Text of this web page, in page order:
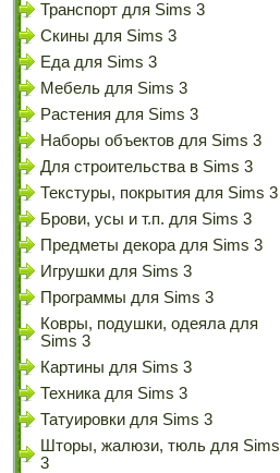
Транспорт для Sims 3
Скины для Sims 3
Еда для Sims 3
Мебель для Sims 3
Растения для Sims 3
Наборы объектов для Sims 3
Для строительства в Sims 3
Текстуры, покрытия для Sims 3
Брови, усы и т.п. для Sims 3
Предметы декора для Sims 3
Игрушки для Sims 3
Программы для Sims 3
Ковры, подушки, одеяла для
Sims 3
Картины для Sims 3
Техника для Sims 3
Татуировки для Sims 3
Шторы, жалюзи, тюль для Sims
3